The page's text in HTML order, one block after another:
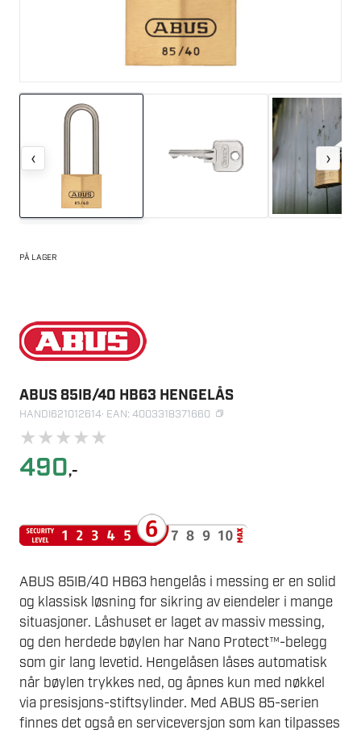
‹ ›
PÅ LAGER
ABUS 85IB/40 HB63 HENGELÅS
HANDI621012614· EAN: 4003318371660
★★★★★
490,-
ABUS 85IB/40 HB63 hengelås i messing er en solid
og klassisk løsning for sikring av eiendeler i mange
situasjoner. Låshuset er laget av massiv messing,
og den herdede bøylen har Nano Protect™-belegg
som gir lang levetid. Hengelåsen låses automatisk
når bøylen trykkes ned, og åpnes kun med nøkkel
via presisjons-stiftsylinder. Med ABUS 85-serien
finnes det også en serviceversjon som kan tilpasses